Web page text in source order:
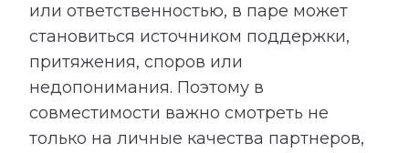
или ответственностью, в паре может
становиться источником поддержки,
притяжения, споров или
недопонимания. Поэтому в
совместимости важно смотреть не
только на личные качества партнеров,